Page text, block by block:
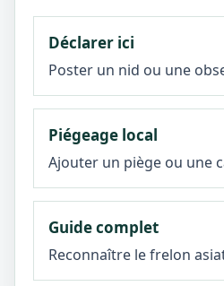
Déclarer ici
Poster un nid ou une
Piégeage local
Ajouter un piège ou une
Guide complet
Reconnaître le frelon